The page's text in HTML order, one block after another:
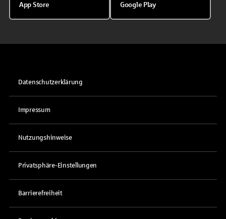
App Store Google Play
Datenschutzerklärung
Impressum
Nutzungshinweise
Privatsphäre-Einstellungen
Barrierefreiheit